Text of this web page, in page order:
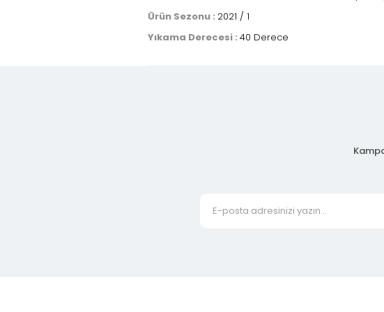
Ürün Sezonu : 2021 / 1
Yıkama Derecesi : 40 Derece